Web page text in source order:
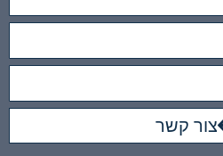
צור קשר